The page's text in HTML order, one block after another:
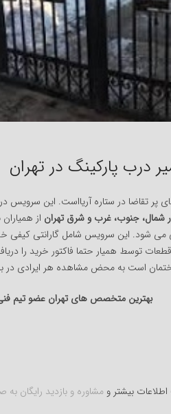
درب پارکینگ در تهران
پر تقاضا در ستاره آریااست. این سرویس
شمال، جنوب، غرب و شرق تهران از همیاران
می شود. این سرویس شامل گارانتی
توسط همیار حتما فاکتور خرید را
است به محض مشاهده هر ایرادی در
بهترین متخصص های تهران عضو تیم
بیشتر و مشاوره و بازدید رایگان به صورت